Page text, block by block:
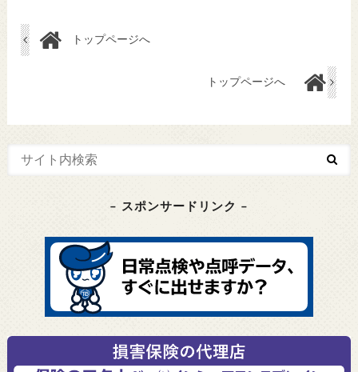
トップページへ
トップページへ
– スポンサードリンク –